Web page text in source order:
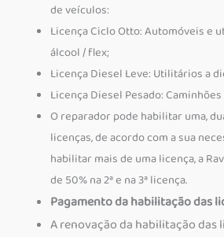
de veículos:
Licença Ciclo Otto: Automóveis e
álcool / flex;
Licença Diesel Leve: Utilitários a
Licença Diesel Pesado:
O reparador pode habilitar uma,
licenças, de acordo com a sua
habilitar mais de uma licença, a
de 50% na 2ª e na 3ª licença.
Pagamento da habilitação das
A renovação da habilitação das